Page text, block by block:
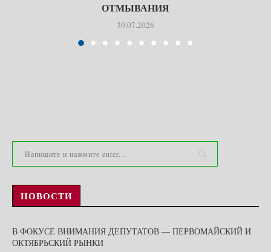
ОТМЫВАНИЯ
30.07.2026
НОВОСТИ
В ФОКУСЕ ВНИМАНИЯ ДЕПУТАТОВ — ПЕРВОМАЙСКИЙ И
ОКТЯБРЬСКИЙ РЫНКИ